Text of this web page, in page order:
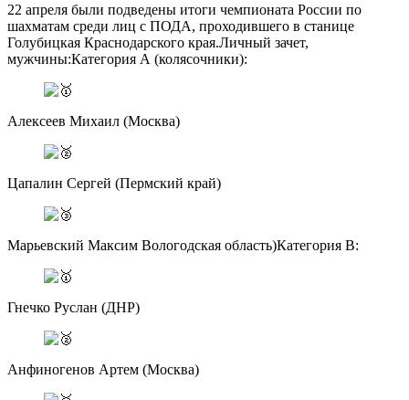
22 апреля были подведены итоги чемпионата России по
шахматам среди лиц с ПОДА, проходившего в станице
Голубицкая Краснодарского края.Личный зачет,
мужчины:Категория А (колясочники):
Алексеев Михаил (Москва)
Цапалин Сергей (Пермский край)
Марьевский Максим Вологодская область)Категория В:
Гнечко Руслан (ДНР)
Анфиногенов Артем (Москва)